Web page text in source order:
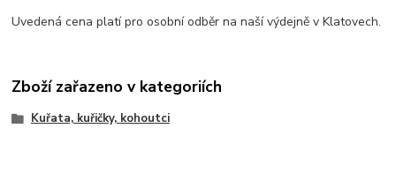
Uvedená cena platí pro osobní odběr na naší výdejně v Klatovech.
Zboží zařazeno v kategoriích
Kuřata, kuřičky, kohoutci